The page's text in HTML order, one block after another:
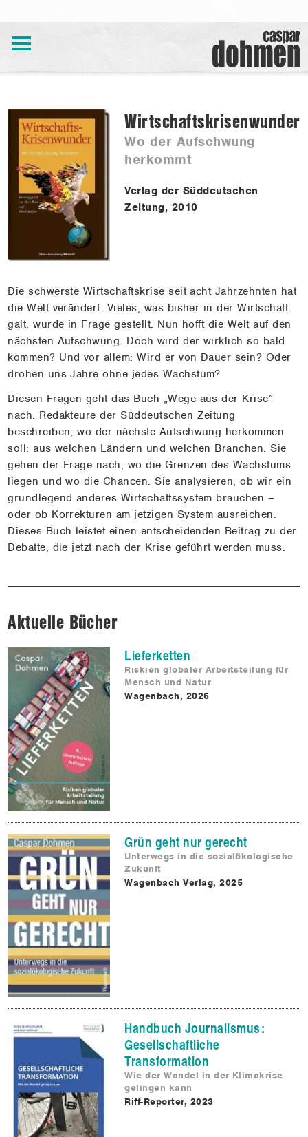
Aktuelles
Auswahl
Archiv
Bücher
Veranstaltungen
Referenzen
Meine
Themen
Kontakt
Wirtschaftskrisenwunder
Wo der Aufschwung
herkommt
Verlag der Süddeutschen
Zeitung, 2010
Die schwerste Wirtschaftskrise seit acht Jahrzehnten hat
die Welt verändert. Vieles, was bisher in der Wirtschaft
galt, wurde in Frage gestellt. Nun hofft die Welt auf den
nächsten Aufschwung. Doch wird der wirklich so bald
kommen? Und vor allem: Wird er von Dauer sein? Oder
drohen uns Jahre ohne jedes Wachstum?
Diesen Fragen geht das Buch „Wege aus der Krise“
nach. Redakteure der Süddeutschen Zeitung
beschreiben, wo der nächste Aufschwung herkommen
soll: aus welchen Ländern und welchen Branchen. Sie
gehen der Frage nach, wo die Grenzen des Wachstums
liegen und wo die Chancen. Sie analysieren, ob wir ein
grundlegend anderes Wirtschaftssystem brauchen –
oder ob Korrekturen am jetzigen System ausreichen.
Dieses Buch leistet einen entscheidenden Beitrag zu der
Debatte, die jetzt nach der Krise geführt werden muss.
Aktuelle Bücher
Lieferketten
Riskien globaler Arbeitsteilung für
Mensch und Natur
Wagenbach, 2026
Grün geht nur gerecht
Unterwegs in die sozialökologische
Zukunft
Wagenbach Verlag, 2025
Handbuch Journalismus:
Gesellschaftliche
Transformation
Wie der Wandel in der Klimakrise
gelingen kann
Riff-Reporter, 2023